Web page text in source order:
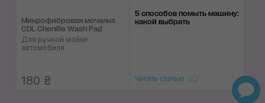
Микрофибровая мочалка
CDL Chenille Wash Pad
Для ручной мойки
автомобиля
180 ₴
5 способов помыть машину:
какой выбрать
Читать статью